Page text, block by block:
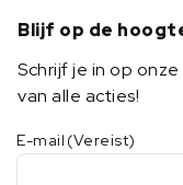
Blijf op de
Schrijf je in op
van alle acties!
E-mail (Vereist)